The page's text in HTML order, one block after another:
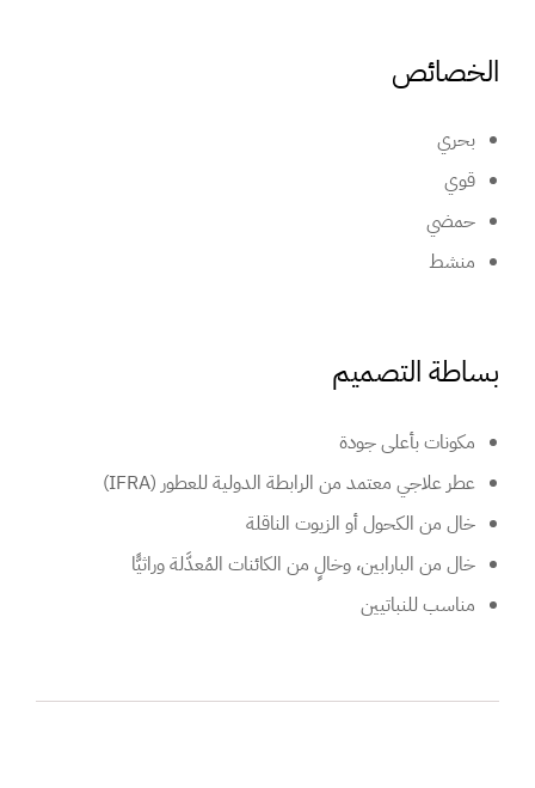
الخصائص
بحري
قوي
حمضي
منشط
بساطة التصميم
مكونات بأعلى جودة
عطر علاجي معتمد من الرابطة الدولية للعطور (IFRA)
خال من الكحول أو الزيوت الناقلة
خال من البارابين، وخالٍ من الكائنات المُعدَّلة وراثيًّا
مناسب للنباتيين